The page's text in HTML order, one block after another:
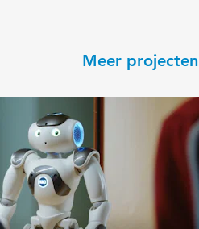
Meer projecten